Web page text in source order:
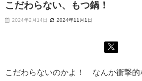
こだわらない、もつ鍋！
2024年2月14日 2024年11月1日
こだわらないのかよ！ なんか衝撃的